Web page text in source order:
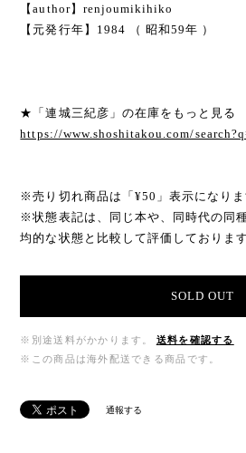
【author】renjoumikihiko
【元発行年】1984 （ 昭和59年 ）
★「連城三紀彦」の在庫をもっと見る
https://www.shoshitakou.com/
※売り切れ商品は「¥50」表示になりま
※状態表記は、同じ本や、同時代の同
均的な状態と比較して評価しております
SOLD OUT
※別途送料がかかります。
送料を確認する
※この商品は海外配送できる商品です。
通報する